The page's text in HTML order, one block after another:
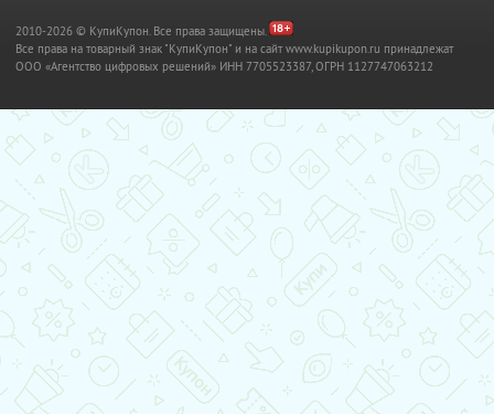
2010-2026 © КупиКупон. Все права защищены.
Все права на товарный знак "КупиКупон" и на сайт www.kupikupon.ru принадлежат
OOO «Агентство цифровых решений» ИНН 7705523387, ОГРН 1127747063212